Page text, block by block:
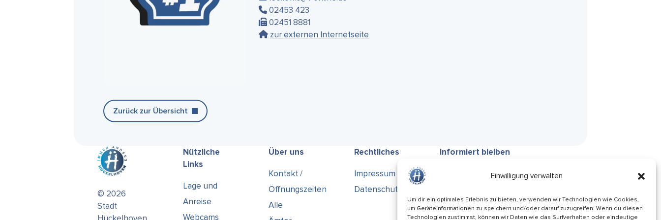
Einwilligung verwalten
Um dir ein optimales Erlebnis zu bieten, verwenden wir Technologien wie Cookies,
um Geräteinformationen zu speichern und/oder darauf zuzugreifen. Wenn du diesen
Technologien zustimmst, können wir Daten wie das Surfverhalten oder eindeutige
02453 423
02451 8881
zur externen Internetseite
Zurück zur Übersicht
© 2026
Stadt
Nützliche
Links
Lage und
Anreise
Webcams
Über uns
Kontakt /
Öffnungszeiten
Alle
Rechtliches
Impressum
Datenschutz
Informiert bleiben
Folge uns auf